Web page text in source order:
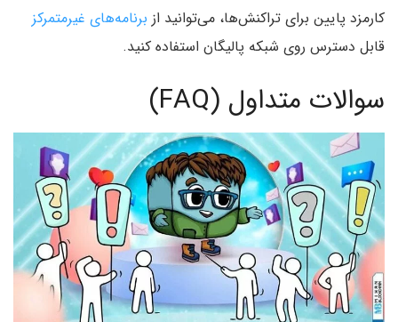
کارمزد پایین برای تراکنش‌ها، می‌توانید از برنامه‌های غیرمتمرکز
قابل دسترس روی شبکه پالیگان استفاده کنید.
سوالات متداول (FAQ)